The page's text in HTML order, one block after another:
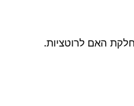
האם לרוטציות.